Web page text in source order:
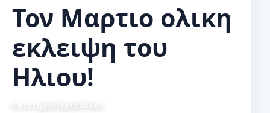
Τον Μαρτιο ολικη
εκλειψη του
Ηλιου!
Περιβαλλον